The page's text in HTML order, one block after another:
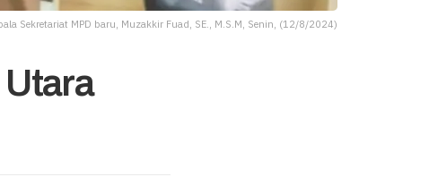
Sekretariat MPD baru, Muzakkir Fuad, SE., M.S.M, Senin, (12/8/2024)